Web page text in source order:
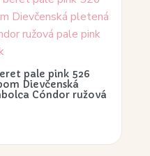
pale pink 526
Dievčenská
Cóndor ružová